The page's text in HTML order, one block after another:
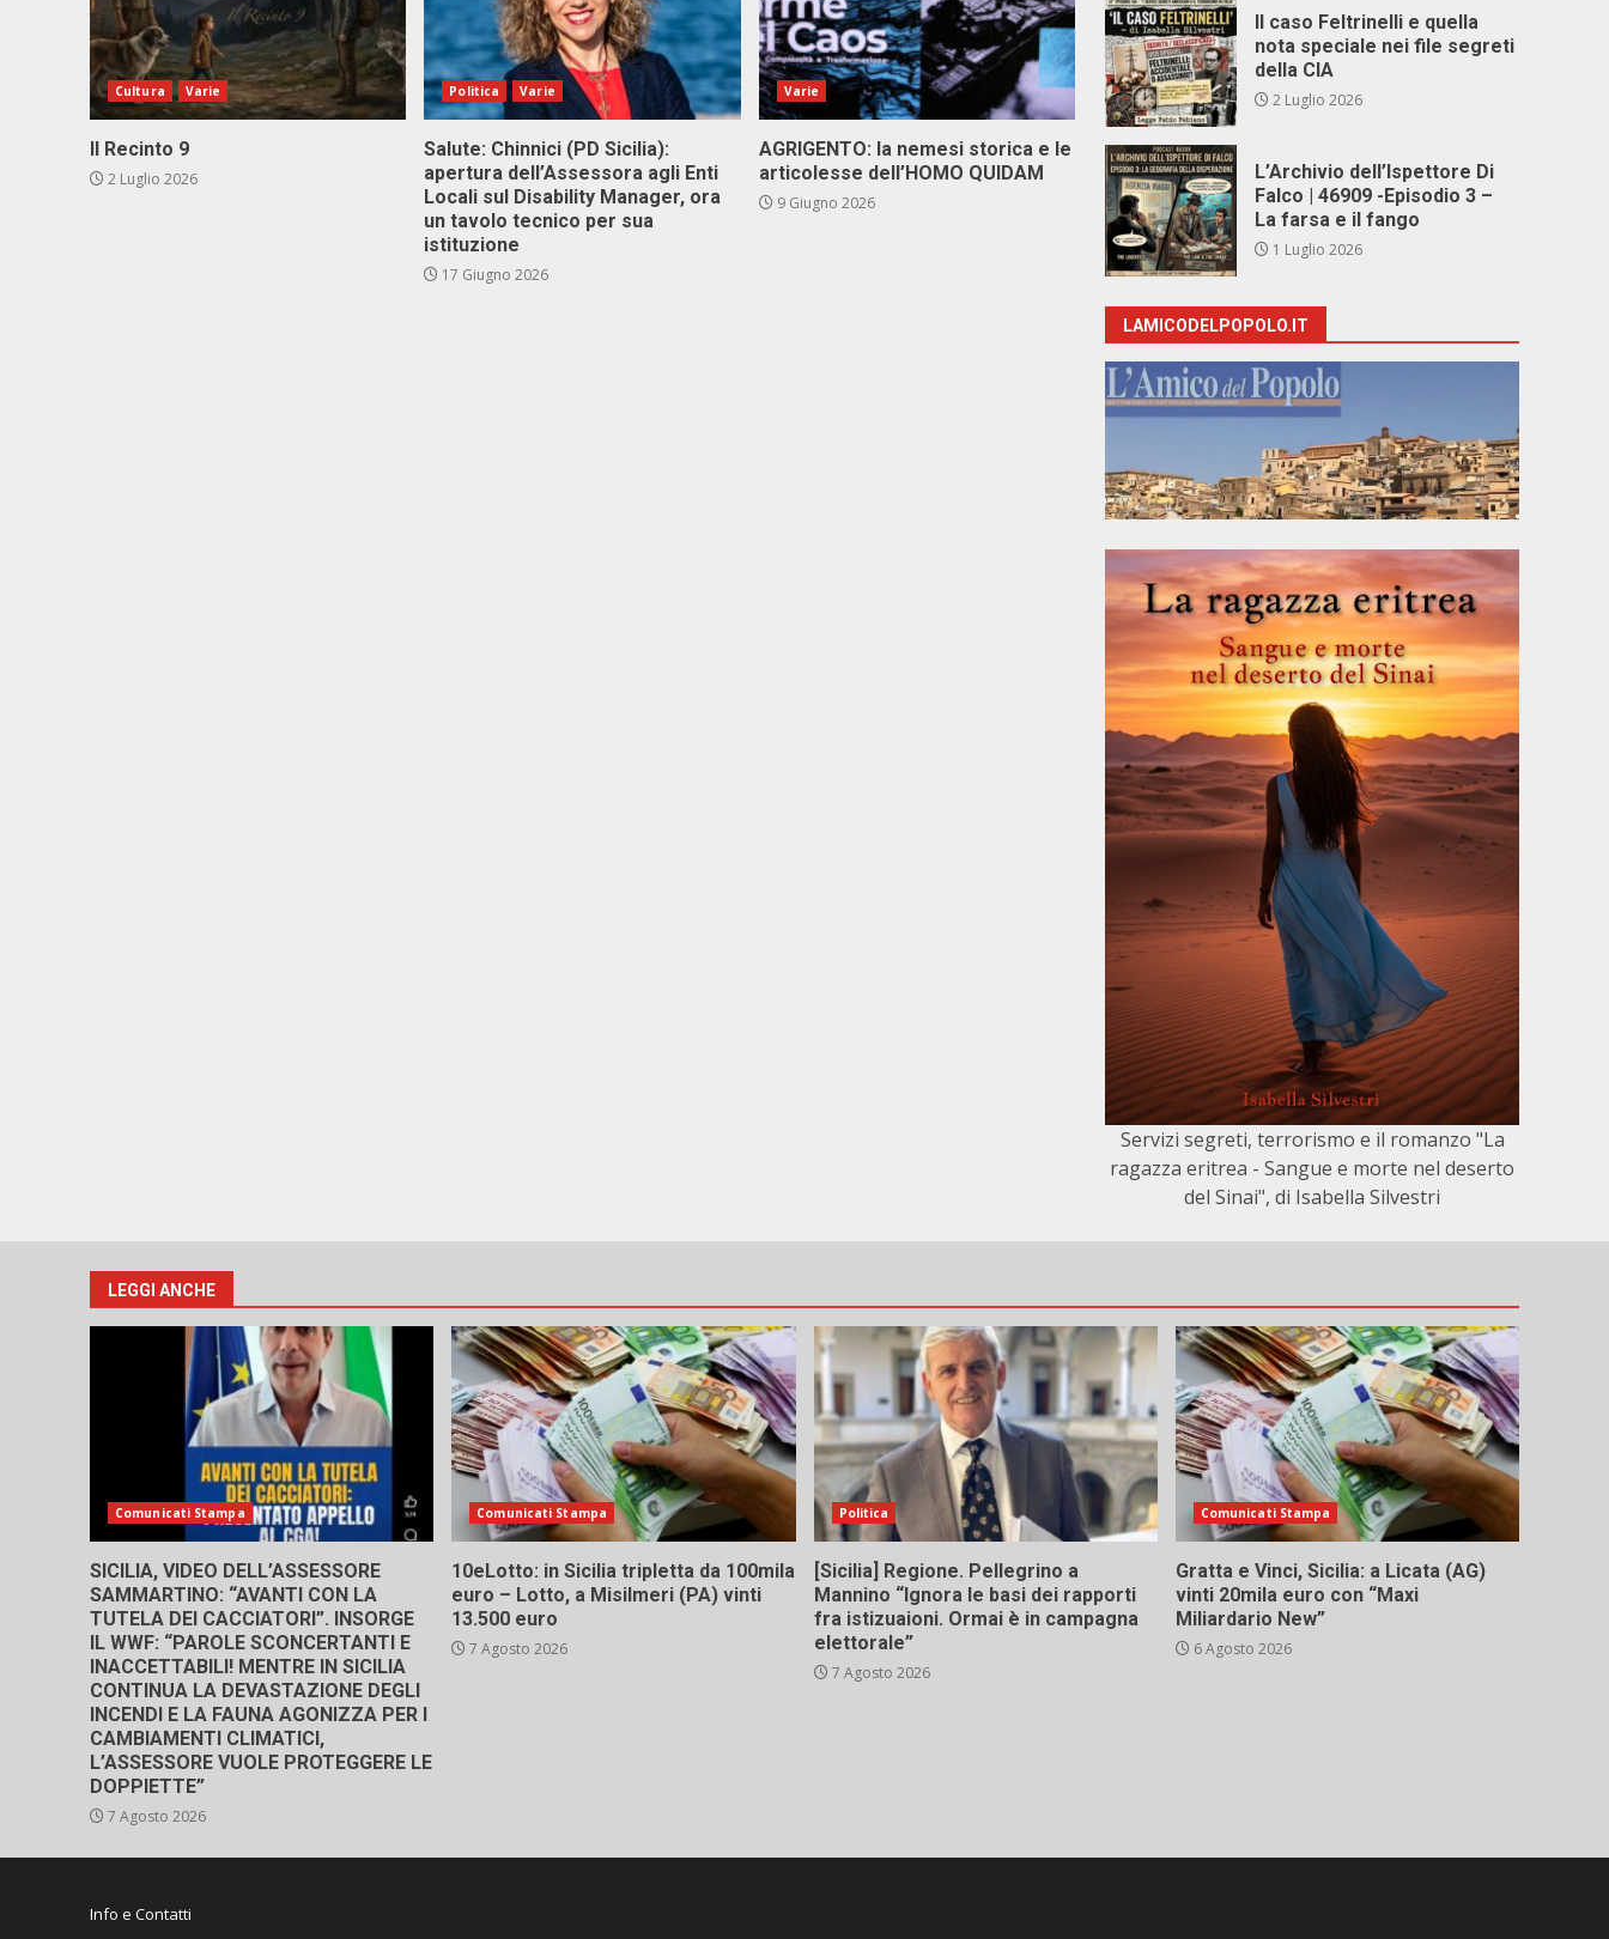
Cultura Varie
Il Recinto 9
2 Luglio 2026
Politica Varie
Salute: Chinnici (PD Sicilia):
apertura dell’Assessora agli Enti
Locali sul Disability Manager, ora
un tavolo tecnico per sua
istituzione
17 Giugno 2026
Varie
AGRIGENTO: la nemesi storica e le
articolesse dell’HOMO QUIDAM
9 Giugno 2026
Il caso Feltrinelli e quella
nota speciale nei file segreti
della CIA
2 Luglio 2026
L’Archivio dell’Ispettore Di
Falco | 46909 -Episodio 3 –
La farsa e il fango
1 Luglio 2026
LAMICODELPOPOLO.IT
Servizi segreti, terrorismo e il romanzo "La
ragazza eritrea - Sangue e morte nel deserto
del Sinai", di Isabella Silvestri
LEGGI ANCHE
Comunicati Stampa
SICILIA, VIDEO DELL’ASSESSORE
SAMMARTINO: “AVANTI CON LA
TUTELA DEI CACCIATORI”. INSORGE
IL WWF: “PAROLE SCONCERTANTI E
INACCETTABILI! MENTRE IN SICILIA
CONTINUA LA DEVASTAZIONE DEGLI
INCENDI E LA FAUNA AGONIZZA PER I
CAMBIAMENTI CLIMATICI,
L’ASSESSORE VUOLE PROTEGGERE LE
DOPPIETTE”
7 Agosto 2026
Comunicati Stampa
10eLotto: in Sicilia tripletta da 100mila
euro – Lotto, a Misilmeri (PA) vinti
13.500 euro
7 Agosto 2026
Politica
[Sicilia] Regione. Pellegrino a
Mannino “Ignora le basi dei rapporti
fra istizuaioni. Ormai è in campagna
elettorale”
7 Agosto 2026
Comunicati Stampa
Gratta e Vinci, Sicilia: a Licata (AG)
vinti 20mila euro con “Maxi
Miliardario New”
6 Agosto 2026
Info e Contatti